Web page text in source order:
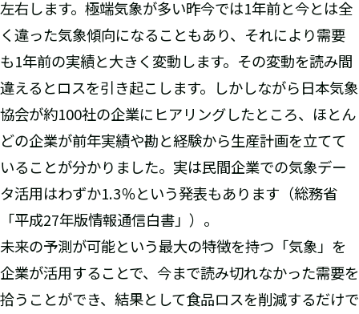
左右します。極端気象が多い昨今では1年前と今とは全
く違った気象傾向になることもあり、それにより需要
も1年前の実績と大きく変動します。その変動を読み間
違えるとロスを引き起こします。しかしながら日本気象
協会が約100社の企業にヒアリングしたところ、ほとん
どの企業が前年実績や勘と経験から生産計画を立てて
いることが分かりました。実は民間企業での気象デー
タ活用はわずか1.3％という発表もあります（総務省
「平成27年版情報通信白書」）。
未来の予測が可能という最大の特徴を持つ「気象」を
企業が活用することで、今まで読み切れなかった需要を
拾うことができ、結果として食品ロスを削減するだけで